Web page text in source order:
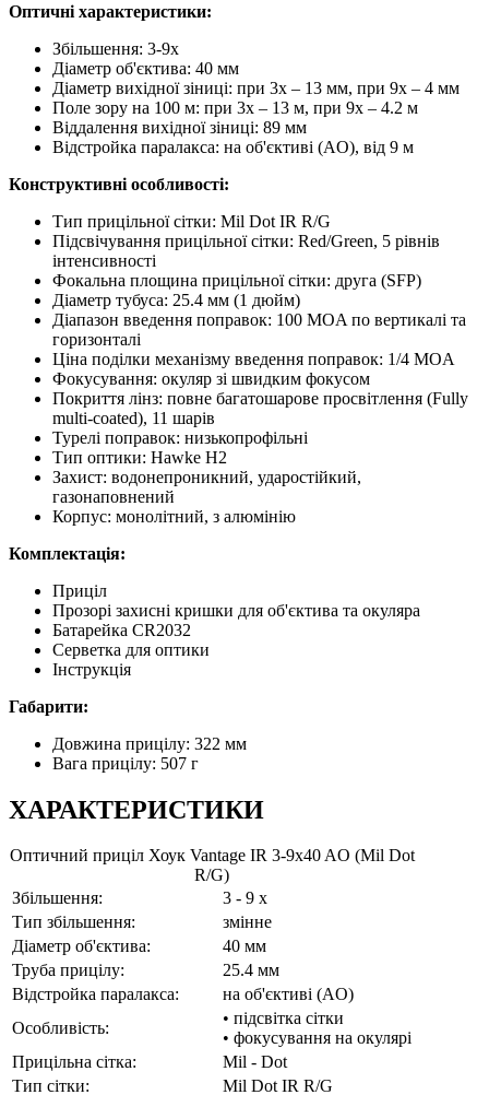
Оптичні характеристики:
Збільшення: 3-9x
Діаметр об'єктива: 40 мм
Діаметр вихідної зіниці: при 3х – 13 мм, при 9х – 4 мм
Поле зору на 100 м: при 3х – 13 м, при 9х – 4.2 м
Віддалення вихідної зіниці: 89 мм
Відстройка паралакса: на об'єктиві (AO), від 9 м
Конструктивні особливості:
Тип прицільної сітки: Mil Dot IR R/G
Підсвічування прицільної сітки: Red/Green, 5 рівнів
інтенсивності
Фокальна площина прицільної сітки: друга (SFP)
Діаметр тубуса: 25.4 мм (1 дюйм)
Діапазон введення поправок: 100 MOA по вертикалі та
горизонталі
Ціна поділки механізму введення поправок: 1/4 MOA
Фокусування: окуляр зі швидким фокусом
Покриття лінз: повне багатошарове просвітлення (Fully
multi-coated), 11 шарів
Турелі поправок: низькопрофільні
Тип оптики: Hawke H2
Захист: водонепроникний, ударостійкий,
газонаповнений
Корпус: монолітний, з алюмінію
Комплектація:
Приціл
Прозорі захисні кришки для об'єктива та окуляра
Батарейка CR2032
Серветка для оптики
Інструкція
Габарити:
Довжина прицілу: 322 мм
Вага прицілу: 507 г
ХАРАКТЕРИСТИКИ
Оптичний приціл Хоук Vantage IR 3-9x40 AO (Mil Dot
R/G)
Збільшення:
3 - 9 x
Тип збільшення:
змінне
Діаметр об'єктива:
40 мм
Труба прицілу:
25.4 мм
Відстройка паралакса:
на об'єктиві (AO)
Особливість:
• підсвітка сітки
• фокусування на окулярі
Прицільна сітка:
Mil - Dot
Тип сітки:
Mil Dot IR R/G